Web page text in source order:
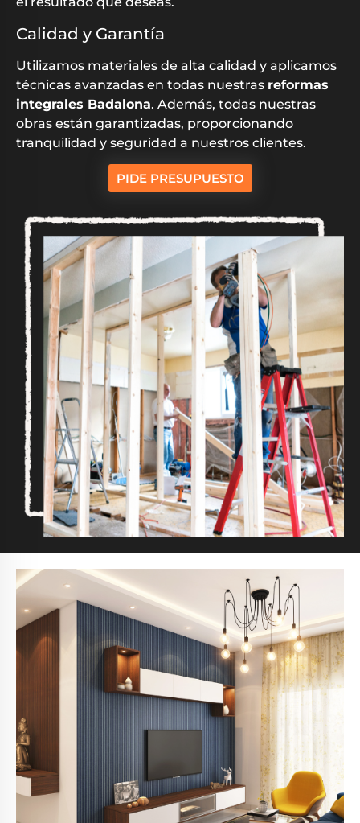
Calidad y Garantía
Utilizamos materiales de alta calidad y aplicamos
técnicas avanzadas en todas nuestras reformas
integrales Badalona. Además, todas nuestras
obras están garantizadas, proporcionando
tranquilidad y seguridad a nuestros clientes.
PIDE PRESUPUESTO